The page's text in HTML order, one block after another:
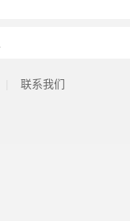
联系我们